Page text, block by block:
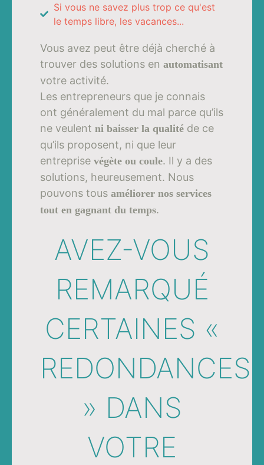
Si vous ne savez plus trop ce qu'est
le temps libre, les vacances...
Vous avez peut être déjà cherché à
trouver des solutions enautomatisant
votre activité.
Les entrepreneurs que je connais
ont généralement du mal parce qu’ils
ne veulentni baisser la qualité de ce
qu’ils proposent, ni que leur
entreprisevégète ou coule. Il y a des
solutions, heureusement. Nous
pouvons tousaméliorer nos services
tout en gagnant du temps.
AVEZ-VOUS
REMARQUÉ
CERTAINES «
REDONDANCES
» DANS
VOTRE